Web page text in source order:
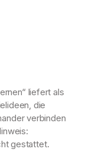
liefert als
die
verbinden
gestattet.